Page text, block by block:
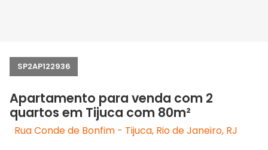
SP2AP122936
Apartamento para venda com 2
quartos em Tijuca com 80m²
Rua Conde de Bonfim - Tijuca, Rio de Janeiro, RJ